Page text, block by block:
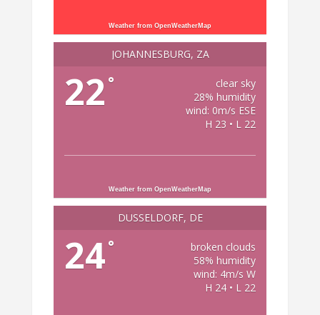
Weather from OpenWeatherMap
JOHANNESBURG, ZA
22 °
clear sky
28% humidity
wind: 0m/s ESE
H 23 • L 22
Weather from OpenWeatherMap
DÜSSELDORF, DE
24°
broken clouds
58% humidity
wind: 4m/s W
H 24 • L 22